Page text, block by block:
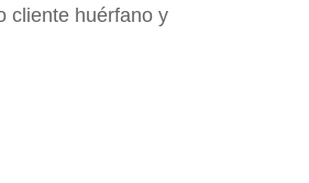
cliente huérfano y